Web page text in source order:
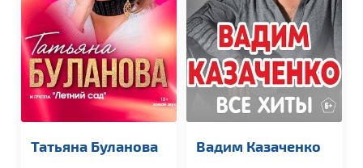
Татьяна Буланова Вадим Казаченко